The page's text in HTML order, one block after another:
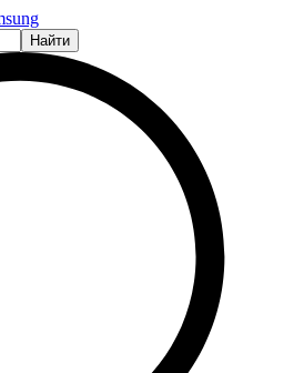
Найти